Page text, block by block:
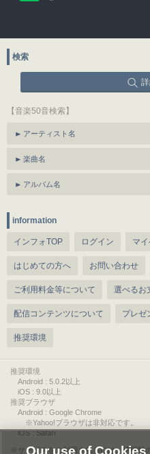
検索
【音楽50音検索】
アーティスト名
楽曲名
アルバム名
information
インフォTOP ログイン マ
はじめての方へ お問い合わせ
ご利用料金等について 選べるお
配信コンテンツについて プレゼ
推奨環境
推奨環境
Android : 5.0.2以上
iOS : 9.0以上
推奨ブラウザ
Android : Google Chrome
※Yahoo!ブラウザは非対応です。
iOS : Safari
サービスをご利用されるには、情報料
Our use of Cookies